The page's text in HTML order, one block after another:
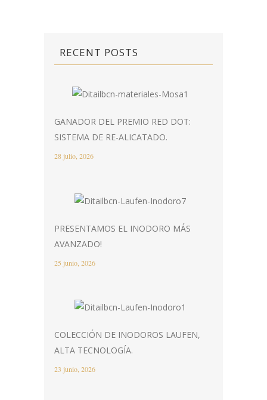
RECENT POSTS
GANADOR DEL PREMIO RED DOT:
SISTEMA DE RE-ALICATADO.
28 julio, 2026
PRESENTAMOS EL INODORO MÁS
AVANZADO!
25 junio, 2026
COLECCIÓN DE INODOROS LAUFEN,
ALTA TECNOLOGÍA.
23 junio, 2026